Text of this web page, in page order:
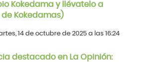
Kokedama y llévatelo a
Kokedamas)
14 de octubre de 2025 a las 16:24
destacado en La Opinión: